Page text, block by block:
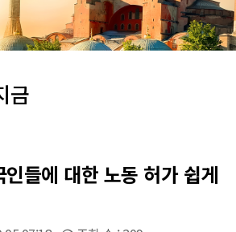
금
들에 대한 노동 허가 쉽게